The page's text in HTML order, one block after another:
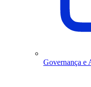
Governança e